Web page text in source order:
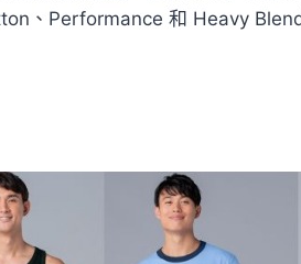
、Performance 和 Heavy